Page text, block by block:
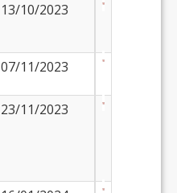
13/10/2023
07/11/2023
23/11/2023